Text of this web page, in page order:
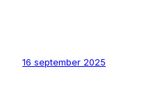
16 september 2025